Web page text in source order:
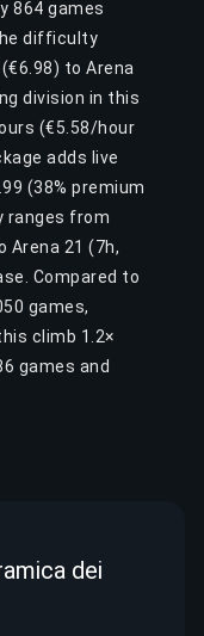
864 games
difficulty
to Arena
division in this
(€5.58/hour
adds live
(38% premium
ranges from
Arena 21 (7h,
Compared to
games,
climb 1.2×
games and
dei